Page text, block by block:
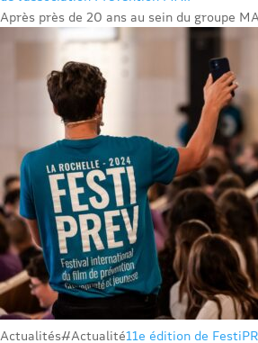
Après près de 20 ans au sein du groupe
Actualités#Actualité11e édition de